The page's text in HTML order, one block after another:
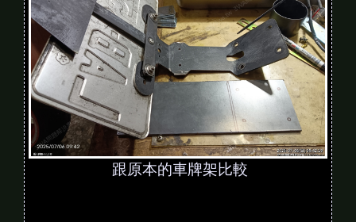
跟原本的車牌架比較